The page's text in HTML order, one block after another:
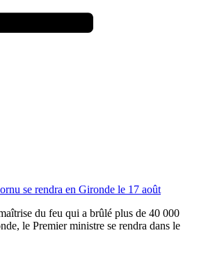
se rendra en Gironde le 17 août
du feu qui a brûlé plus de 40 000
le Premier ministre se rendra dans le